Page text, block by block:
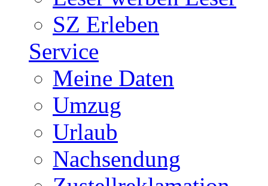
SZ Erleben
Service
Meine Daten
Umzug
Urlaub
Nachsendung